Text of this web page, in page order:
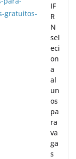
IF
R
N
sel
eci
on
a
al
un
os
pa
ra
va
ga
s